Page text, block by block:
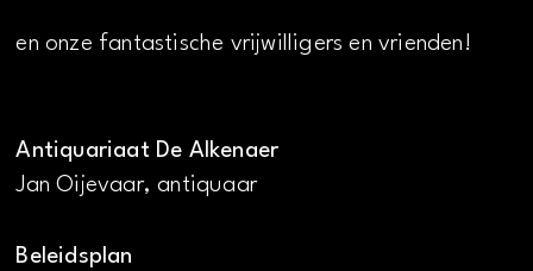
en onze fantastische vrijwilligers en vrienden!
Antiquariaat De Alkenaer
Jan Oijevaar, antiquaar
Beleidsplan